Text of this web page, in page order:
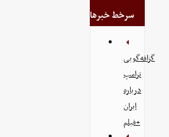
سرخط خبرها
گزافه‌گویی
ترامپ
درباره
ایران
+فیلم